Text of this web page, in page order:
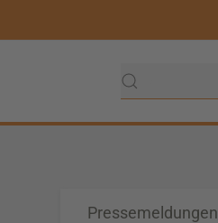
Pressemeldungen